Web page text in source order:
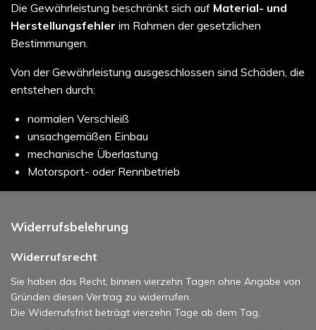
Die Gewährleistung beschränkt sich auf Material- und
Herstellungsfehler im Rahmen der gesetzlichen
Bestimmungen.
Von der Gewährleistung ausgeschlossen sind Schäden, die
entstehen durch:
normalen Verschleiß
unsachgemäßen Einbau
mechanische Überlastung
Motorsport- oder Rennbetrieb
Widerrufsbelehrung
Widerrufsrecht
Sie haben das Recht, binnen vierzehn Tagen ohne Angabe von
Gründen diesen Vertrag zu widerrufen.
Die Widerrufsfrist beträgt vierzehn Tage ab dem Tag,